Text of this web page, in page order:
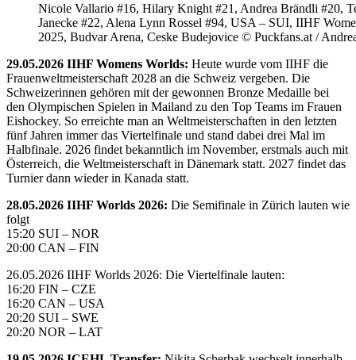
Nicole Vallario #16, Hilary Knight #21, Andrea Brändli #20,
Janecke #22, Alena Lynn Rossel #94, USA – SUI, IIHF
2025, Budvar Arena, Ceske Budejovice © Puckfans.at /
29.05.2026 IIHF Womens Worlds: Heute wurde vom IIHF die
Frauenweltmeisterschaft 2028 an die Schweiz vergeben. Die
Schweizerinnen gehören mit der gewonnen Bronze Medaille bei
den Olympischen Spielen in Mailand zu den Top Teams im Frauen
Eishockey. So erreichte man an Weltmeisterschaften in den letzten
fünf Jahren immer das Viertelfinale und stand dabei drei Mal im
Halbfinale. 2026 findet bekanntlich im November, erstmals auch mit
Österreich, die Weltmeisterschaft in Dänemark statt. 2027 findet das
Turnier dann wieder in Kanada statt.
28.05.2026 IIHF Worlds 2026: Die Semifinale in Zürich lauten wie
folgt
15:20 SUI – NOR
20:00 CAN – FIN
26.05.2026 IIHF Worlds 2026: Die Viertelfinale lauten:
16:20 FIN – CZE
16:20 CAN – USA
20:20 SUI – SWE
20:20 NOR – LAT